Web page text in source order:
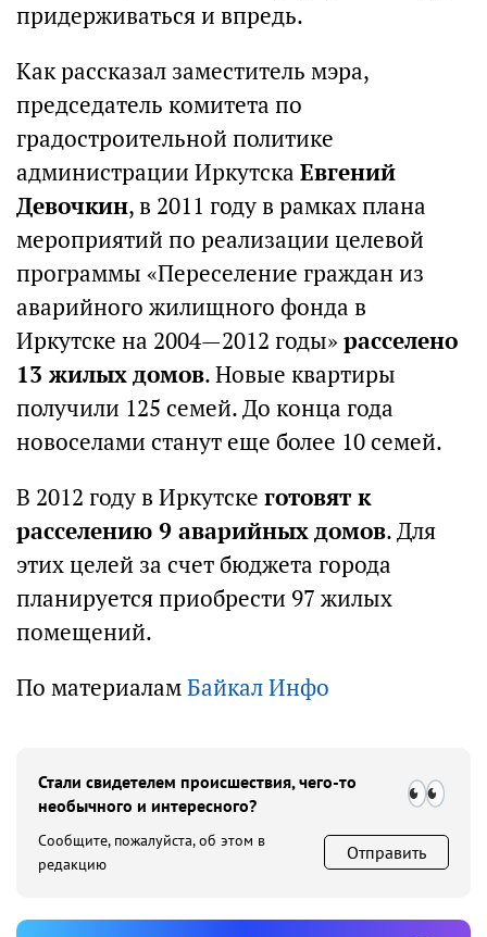
придерживаться и впредь.
Как рассказал заместитель мэра,
председатель комитета по
градостроительной политике
администрации Иркутска Евгений
Девочкин, в 2011 году в рамках плана
мероприятий по реализации целевой
программы «Переселение граждан из
аварийного жилищного фонда в
Иркутске на 2004—2012 годы»расселено
13 жилых домов. Новые квартиры
получили 125 семей. До конца года
новоселами станут еще более 10 семей.
В 2012 году в Иркутске готовят к
расселению 9 аварийных домов. Для
этих целей за счет бюджета города
планируется приобрести 97 жилых
помещений.
По материаламБайкал Инфо
Стали свидетелем происшествия, чего-то
необычного и интересного?
Сообщите, пожалуйста, об этом в
редакцию
Отправить